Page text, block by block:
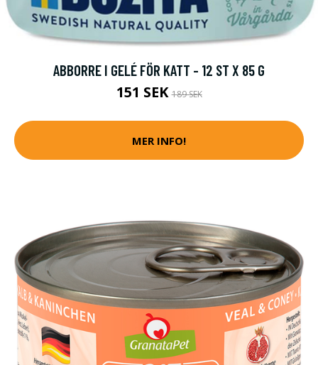
ABBORRE I GELÉ FÖR KATT - 12 ST X 85 G
151 SEK189 SEK
MER INFO!